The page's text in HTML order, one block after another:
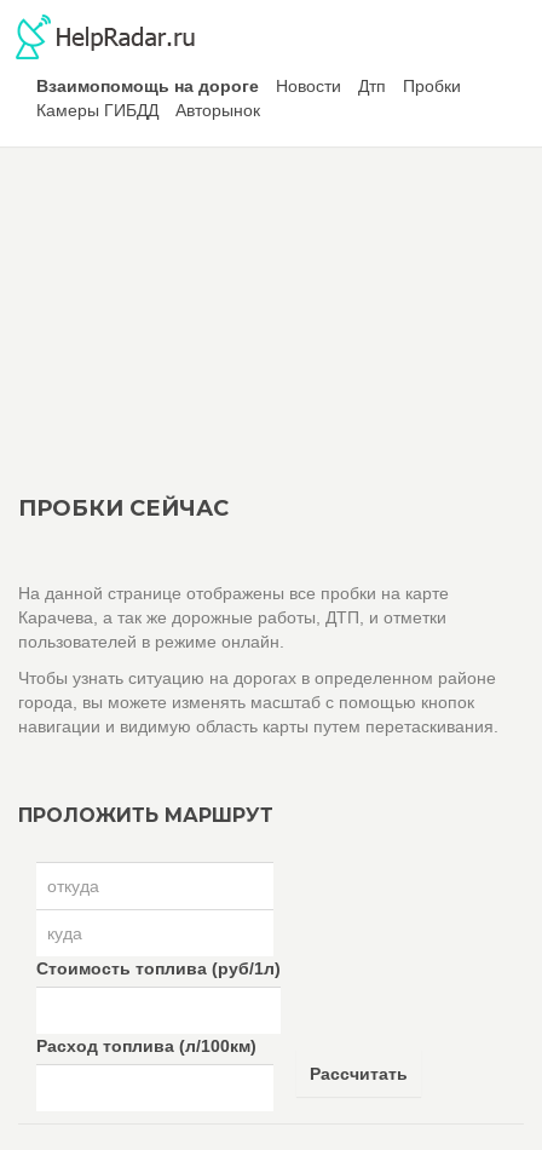
Взаимопомощь на дороге Новости Дтп
Пробки
Камеры ГИБДД
Авторынок
ПРОБКИ СЕЙЧАС
На данной странице отображены все пробки на карте
Карачева, а так же дорожные работы, ДТП, и отметки
пользователей в режиме онлайн.
Чтобы узнать ситуацию на дорогах в определенном районе
города, вы можете изменять масштаб с помощью кнопок
навигации и видимую область карты путем перетаскивания.
ПРОЛОЖИТЬ МАРШРУТ
Стоимость топлива (руб/1л)
Расход топлива (л/100км)
Рассчитать